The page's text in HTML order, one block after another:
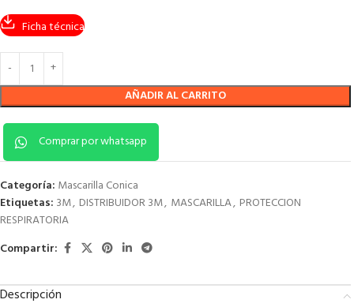
Ficha técnica
AÑADIR AL CARRITO
Comprar por whatsapp
Categoría: Mascarilla Conica
Etiquetas: 3M, DISTRIBUIDOR 3M, MASCARILLA, PROTECCION
RESPIRATORIA
Compartir:
Descripción